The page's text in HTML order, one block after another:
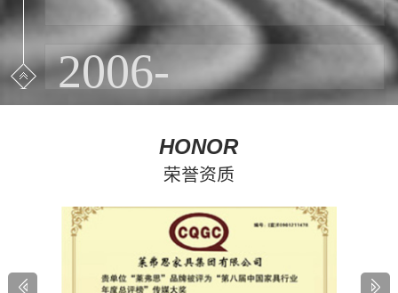
2006-
2019
600+家具畅销城市和地区
20
07
弗思服务过的客户，300+家具品牌店，
600+家具畅销城市和地区
HONOR
荣誉资质